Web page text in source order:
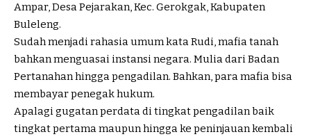
Ampar, Desa Pejarakan, Kec. Gerokgak, Kabupaten
Buleleng.
Sudah menjadi rahasia umum kata Rudi, mafia tanah
bahkan menguasai instansi negara. Mulia dari Badan
Pertanahan hingga pengadilan. Bahkan, para mafia bisa
membayar penegak hukum.
Apalagi gugatan perdata di tingkat pengadilan baik
tingkat pertama maupun hingga ke peninjauan kembali